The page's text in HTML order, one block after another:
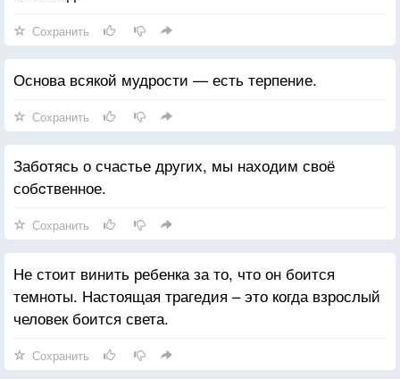
Сохранить
Основа всякой мудрости — есть терпение.
Сохранить
Заботясь о счастье других, мы находим своё
собcтвенное.
Сохранить
Не стоит винить ребенка за то, что он боится
темноты. Настоящая трагедия – это когда взрослый
человек боится света.
Сохранить